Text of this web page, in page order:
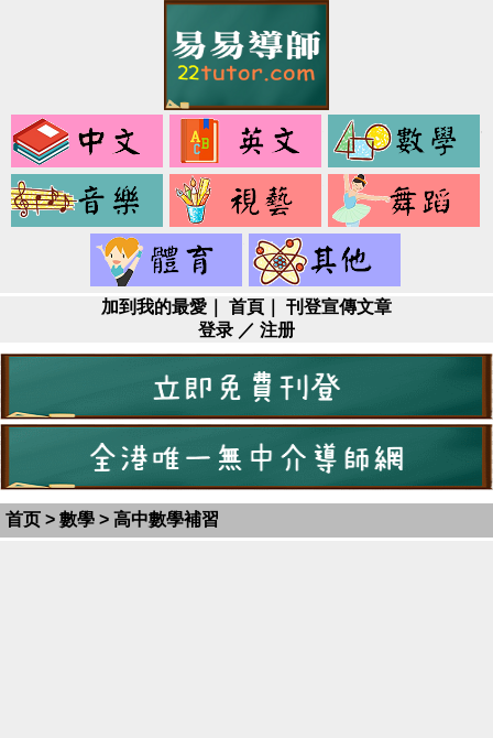
中
文
音
藝
健
身
加到我的最愛 首頁
刊登宣傳文章
登录 ／ 注册
首页 > 數學 > 高中數學補習